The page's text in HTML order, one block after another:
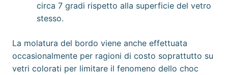
circa 7 gradi rispetto alla superficie del vetro
stesso.
La molatura del bordo viene anche effettuata
occasionalmente per ragioni di costo soprattutto su
vetri colorati per limitare il fenomeno dello choc